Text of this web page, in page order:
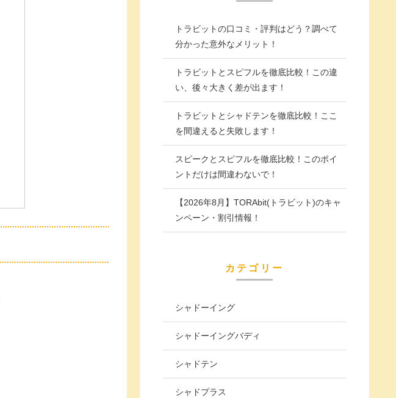
トラビットの口コミ・評判はどう？調べて
分かった意外なメリット！
トラビットとスピフルを徹底比較！この違
い、後々大きく差が出ます！
トラビットとシャドテンを徹底比較！ここ
を間違えると失敗します！
スピークとスピフルを徹底比較！このポイ
ントだけは間違わないで！
【2026年8月】TORAbit(トラビット)のキャ
ンペーン・割引情報！
カテゴリー
シャドーイング
シャドーイングバディ
シャドテン
シャドプラス